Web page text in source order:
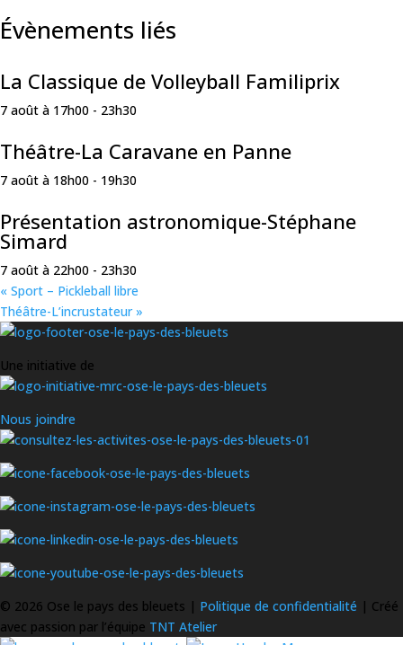
Évènements liés
La Classique de Volleyball Familiprix
7 août à 17h00 - 23h30
Théâtre-La Caravane en Panne
7 août à 18h00 - 19h30
Présentation astronomique-Stéphane
Simard
7 août à 22h00 - 23h30
« Sport – Pickleball libre
Théâtre-L’incrustateur»
Une initiative de
Nous joindre
© 2026 Ose le pays des bleuets | Politique de confidentialité | Créé
avec passion par l’équipe TNT Atelier